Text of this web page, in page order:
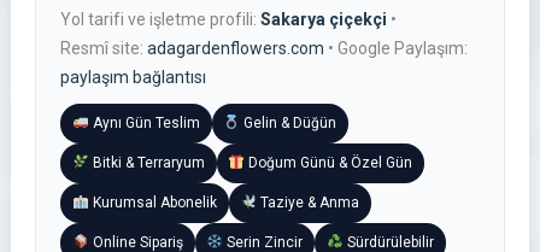
Yol tarifi ve işletme profili: Sakarya çiçekçi •
Resmî site: adagardenflowers.com • Google Paylaşım:
paylaşım bağlantısı
Aynı Gün Teslim Gelin & Düğün
Bitki & Terraryum Doğum Günü & Özel Gün
Kurumsal Abonelik Taziye & Anma
Online Sipariş Serin Zincir Sürdürülebilir